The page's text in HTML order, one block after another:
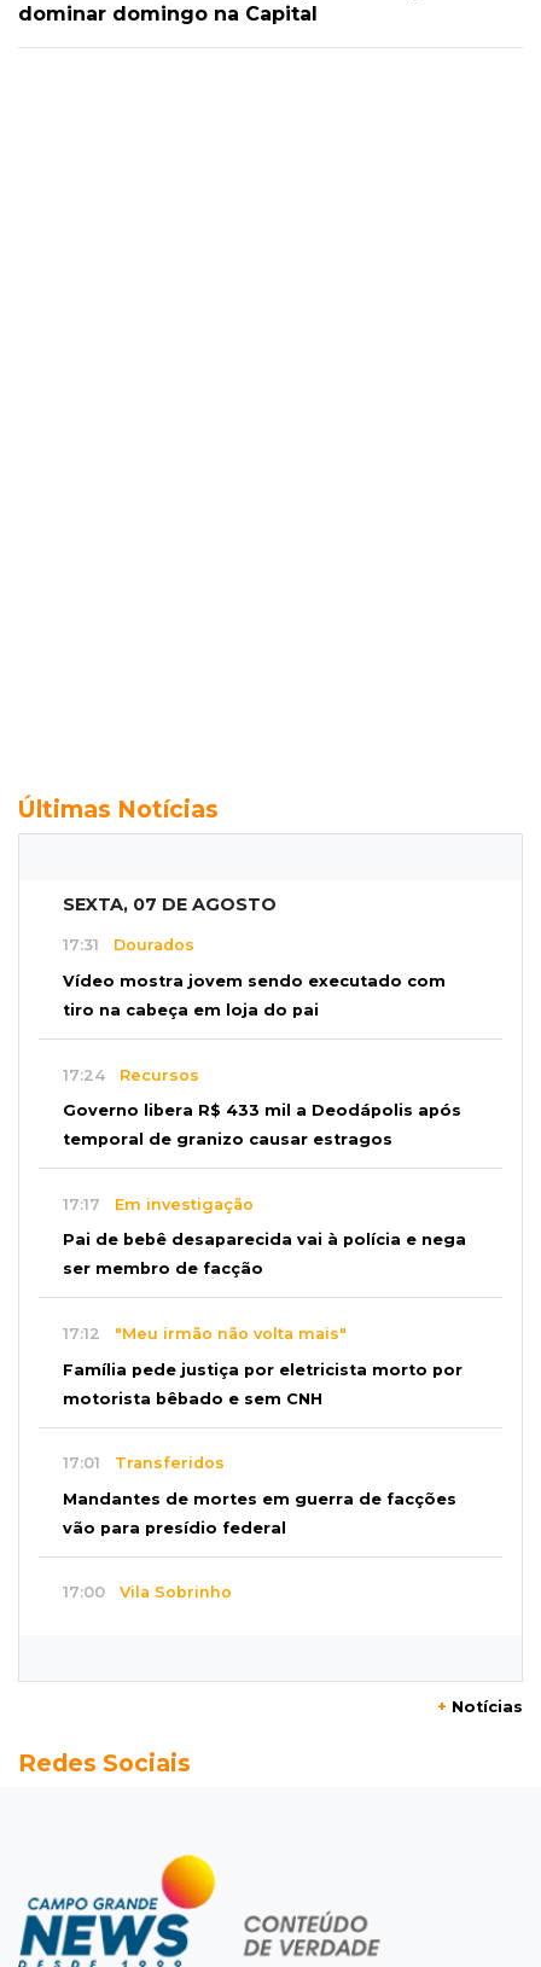
dominar domingo na Capital
Últimas Notícias
SEXTA, 07 DE AGOSTO
17:31 Dourados
Vídeo mostra jovem sendo executado com
tiro na cabeça em loja do pai
17:24 Recursos
Governo libera R$ 433 mil a Deodápolis após
temporal de granizo causar estragos
17:17 Em investigação
Pai de bebê desaparecida vai à polícia e nega
ser membro de facção
17:12 "Meu irmão não volta mais"
Família pede justiça por eletricista morto por
motorista bêbado e sem CNH
17:01 Transferidos
Mandantes de mortes em guerra de facções
vão para presídio federal
17:00 Vila Sobrinho
Pet shop é recorrente na venda de cães "fake"
Adoção especial
Cachorrinho que perdeu um olho espera por
novo lar no CCZ
+ Notícias
Redes Sociais